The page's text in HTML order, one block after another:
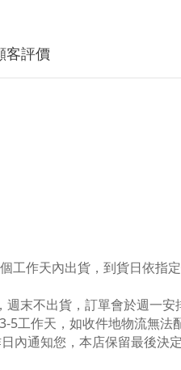
客評價
工作天內出貨，到貨日依
末不出貨，訂單會於週一
工作天，如收件地物流無法
內通知您，本店保留最後決定